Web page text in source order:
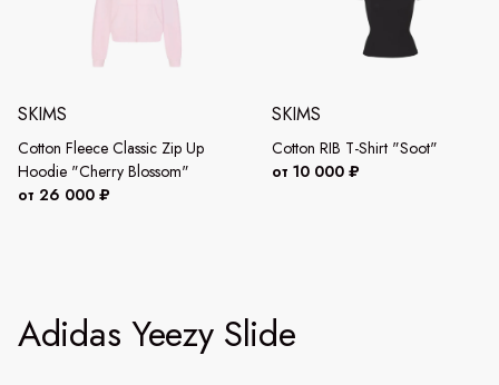
SKIMS
Cotton Fleece Classic Zip Up
Hoodie "Cherry Blossom"
от 26 000 ₽
SKIMS
Cotton RIB T-Shirt "Soot"
от 10 000 ₽
Adidas Yeezy Slide